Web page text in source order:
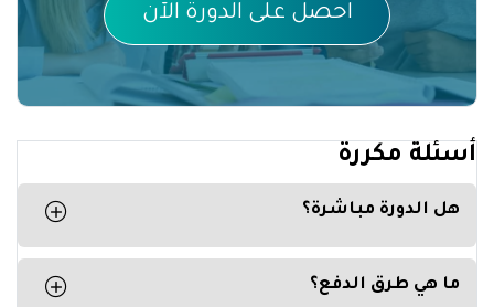
احصل على الدورة الآن
أسئلة مكررة
هل الدورة مباشرة؟
لا الدورة مسجلة وبإمكانك مشاهدة الدورة في أي
وقت من كومبيوترك أو هاتفك
ما هي طرق الدفع؟